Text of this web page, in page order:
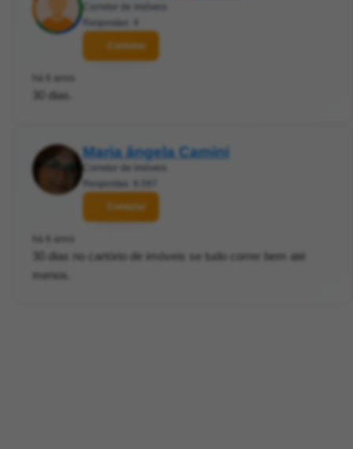
Corretor de imóveis
Respostas: 4
Contatar
há 6 anos
30 dias.
Maria ângela Camini
Corretor de imóveis
Respostas: 8.097
Contatar
há 6 anos
30 dias no cartório de imóveis se tudo correr bem até
menos.